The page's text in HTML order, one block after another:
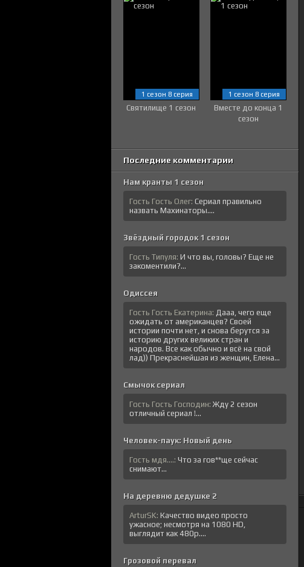
Святилище 1 сезон
1 сезон 8 серия
Вместе до конца 1
сезон
1 сезон 8 серия
Последние комментарии
Нам кранты 1 сезон
Гость Гость Олег: Сериал правильно
назвать Махинаторы....
Звёздный городок 1 сезон
Гость Типуля: И что вы, головы? Еще не
закоментили?...
Одиссея
Гость Гость Екатерина: Дааа, чего еще
ожидать от американцев? Своей
истории почти нет, и снова берутся за
историю других великих стран и
народов. Все как обычно и всё на свой
лад)) Прекраснейшая из женщин, Елена...
Смычок сериал
Гость Гость Господин: Жду 2 сезон
отличный сериал !...
Человек-паук: Новый день
Гость мдя....: Что за гов**ще сейчас
снимают...
На деревню дедушке 2
ArturSK: Качество видео просто
ужасное; несмотря на 1080 HD,
выглядит как 480p....
Грозовой перевал